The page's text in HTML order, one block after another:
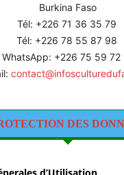
Burkina Faso
Tél: +226 71 36 35 79
Tél: +226 78 55 87 98
WhatsApp: +226 75 59 72
DES